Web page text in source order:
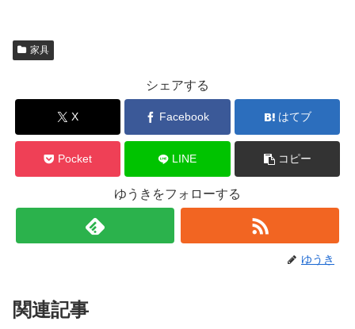
家具
シェアする
X Facebook はてブ
Pocket LINE コピー
ゆうきをフォローする
ゆうき
関連記事